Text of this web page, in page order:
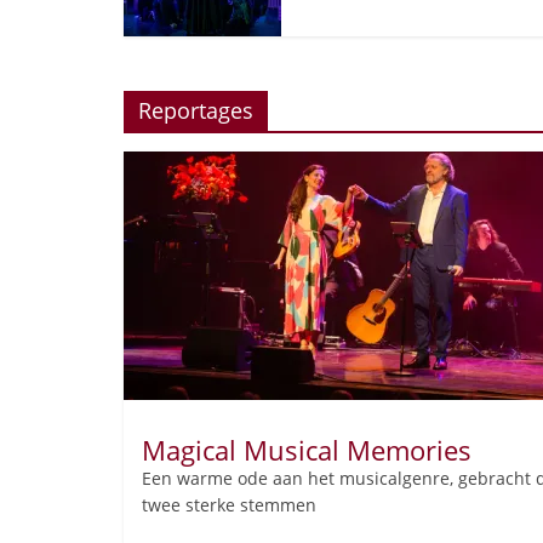
Reportages
Magical Musical Memories
Een warme ode aan het musicalgenre, gebracht
twee sterke stemmen